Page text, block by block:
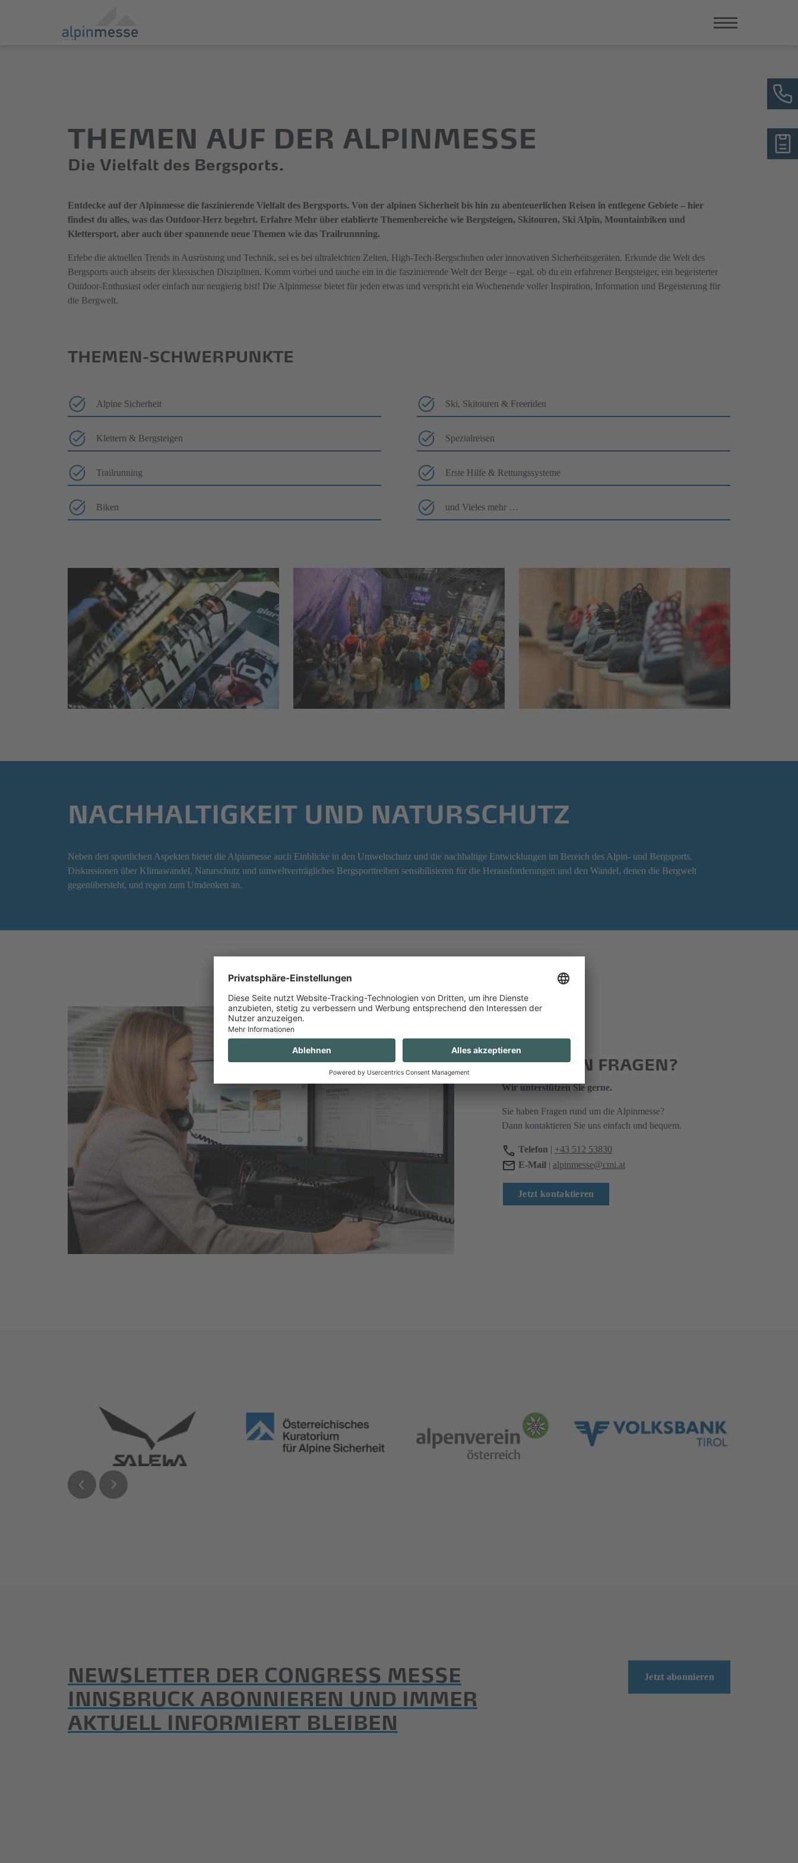
THEMEN AUF DER ALPINMESSE
Die Vielfalt des Bergsports.
Entdecke auf der Alpinmesse die faszinierende Vielfalt des Bergsports. Von der alpinen Sicherheit bis hin zu abenteuerlichen Reisen in entlegene Gebiete – hier
findest du alles, was das Outdoor-Herz begehrt. Erfahre Mehr über etablierte Themenbereiche wie Bergsteigen, Skitouren, Ski Alpin, Mountainbiken und
Klettersport, aber auch über spannende neue Themen wie das Trailrunnning.
Erlebe die aktuellen Trends in Ausrüstung und Technik, sei es bei ultraleichten Zelten, High-Tech-Bergschuhen oder innovativen Sicherheitsgeräten. Erkunde die Welt des
Bergsports auch abseits der klassischen Disziplinen. Komm vorbei und tauche ein in die faszinierende Welt der Berge – egal, ob du ein erfahrener Bergsteiger, ein begeisterter
Outdoor-Enthusiast oder einfach nur neugierig bist! Die Alpinmesse bietet für jeden etwas und verspricht ein Wochenende voller Inspiration, Information und Begeisterung für
die Bergwelt.
THEMEN-SCHWERPUNKTE
Alpine Sicherheit
Klettern & Bergsteigen
Trailrunning
Biken
Ski, Skitouren & Freeriden
Spezialreisen
Erste Hilfe & Rettungssysteme
und Vieles mehr …
NACHHALTIGKEIT UND NATURSCHUTZ
Neben den sportlichen Aspekten bietet die Alpinmesse auch Einblicke in den Umweltschutz und die nachhaltige Entwicklungen im Bereich des Alpin- und Bergsports.
Diskussionen über Klimawandel, Naturschutz und umweltverträgliches Bergsporttreiben sensibilisieren für die Herausforderungen und den Wandel, denen die Bergwelt
gegenübersteht, und regen zum Umdenken an.
SIE HABEN FRAGEN?
Wir unterstützen Sie gerne.
Sie haben Fragen rund um die Alpinmesse?
Dann kontaktieren Sie uns einfach und bequem.
Telefon | +43 512 53830
E-Mail | alpinmesse@cmi.at
Jetzt kontaktieren
NEWSLETTER DER CONGRESS MESSE
INNSBRUCK ABONNIEREN UND IMMER
AKTUELL INFORMIERT BLEIBEN
Jetzt abonnieren